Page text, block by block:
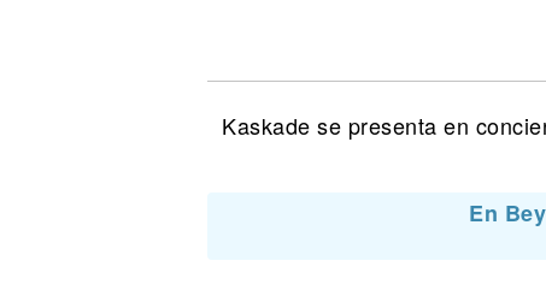
Kaskade se presenta en
En